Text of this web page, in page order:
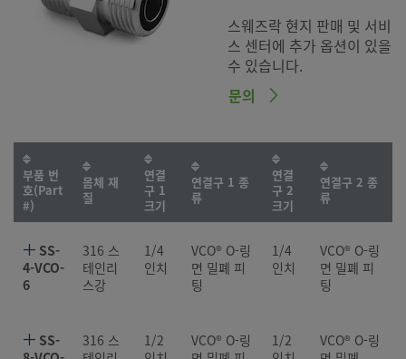
스웨즈락 현지 판매 및 서비
스 센터에 추가 옵션이 있을
수 있습니다.
문의
부품 번
호(Part
#)
몸체 재
질
연결
구 1
크기
연결구 1 종
류
연결
구 2
크기
연결구 2 종
류
SS-
4-VCO-
6
316 스
테인리
스강
1/4
인치
VCO® O-링
면 밀폐 피
팅
1/4
인치
VCO® O-링
면 밀폐 피
팅
SS-
316 스
1/2
VCO® O-링
1/2
VCO® O-링